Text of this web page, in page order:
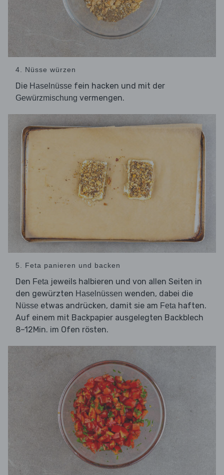
4. Nüsse würzen
Die Haselnüsse fein hacken und mit der
Gewürzmischung vermengen.
5. Feta panieren und backen
Den Feta jeweils halbieren und von allen Seiten in
den gewürzten Haselnüssen wenden, dabei die
Nüsse etwas andrücken, damit sie am Feta haften.
Auf einem mit Backpapier ausgelegten Backblech
8–12Min. im Ofen rösten.